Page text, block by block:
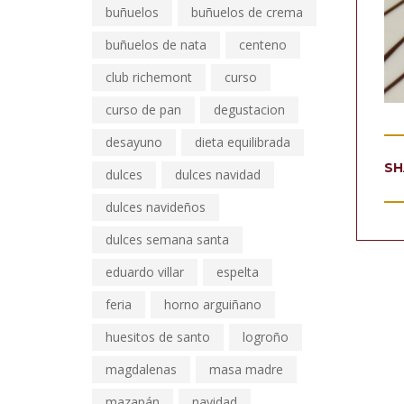
buñuelos
buñuelos de crema
buñuelos de nata
centeno
club richemont
curso
curso de pan
degustacion
desayuno
dieta equilibrada
dulces
dulces navidad
dulces navideños
dulces semana santa
eduardo villar
espelta
feria
horno arguiñano
huesitos de santo
logroño
magdalenas
masa madre